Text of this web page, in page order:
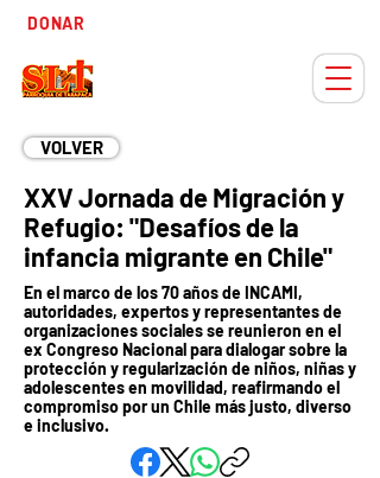
DONAR
VOLVER
XXV Jornada de Migración y
Refugio: "Desafíos de la
infancia migrante en Chile"
En el marco de los 70 años de INCAMI,
autoridades, expertos y representantes de
organizaciones sociales se reunieron en el
ex Congreso Nacional para dialogar sobre la
protección y regularización de niños, niñas y
adolescentes en movilidad, reafirmando el
compromiso por un Chile más justo, diverso
e inclusivo.